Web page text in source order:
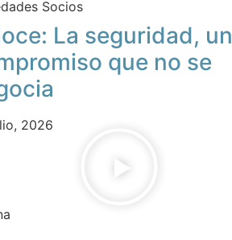
Socios
La seguridad, un
que no se
2026